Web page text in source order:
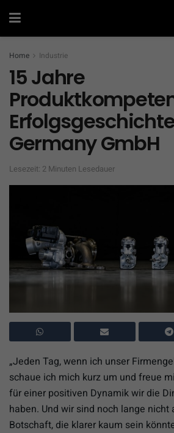
Home Industrie
15 Jahre
Germany GmbH
Lesezeit: 2 Minuten Lesedauer
„Jeden Tag, wenn ich unser
schaue ich mich kurz um und freue
für einer positiven Dynamik wir die
haben. Und wir sind noch lange nicht
Botschaft, die klarer kaum sein